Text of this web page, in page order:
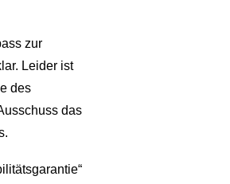
zur
Leider ist
des
das